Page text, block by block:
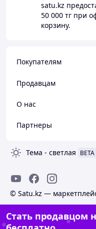
satu.kz
50 000 тг при
корзину.
Покупателям
Продавцам
О нас
Партнеры
Тема - светлая BETA
© Satu.kz —
Стать продавцом